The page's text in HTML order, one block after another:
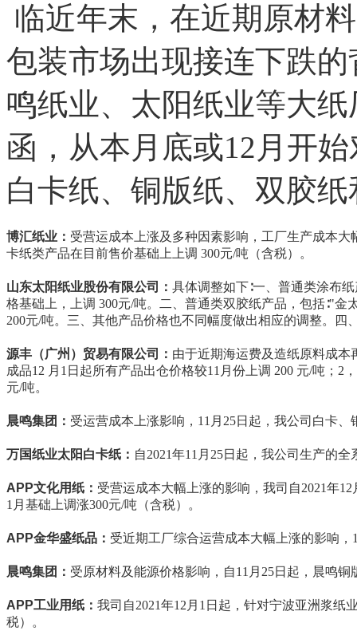
临近年末，在近期原材
包装市场出现接连下跌
鸣纸业、太阳纸业等大
函，从本月底或12月开
白卡纸、铜版纸、双胶
博汇纸业： 受营运成本上涨及多种因素影响，工厂生产成本大
卡纸类产品在目前售价基础上上调 300元/吨（含税）。
山东太阳纸业股份有限公司： 具体调整如下∶一、普通类涂布
格基础上，上调 300元/吨。二、普通类双胶纸产品，包括∶"
200元/吨。三、其他产品价格也不同幅度做出相应的调整。四
源丰（广州）贸易有限公司： 由于近期海运费及造纸原料成本
成品12 月1日起所有产品出仓价格较11月份上调 200 元/吨；2
元/吨。
晨鸣集团： 受运营成本上涨影响，11月25日起，我公司白卡、
万国纸业太阳白卡纸： 自2021年11月25日起，我公司生产的
APP文化用纸： 受营运成本大幅上涨的影响，我司自2021年
1月基础上调涨300元/吨（含税）。
APP金华盛纸品： 受近期工厂综合运营成本大幅上涨的影响
晨鸣集团： 受原材料及能源价格影响，自11月25日起，晨鸣
APP工业用纸： 我司自2021年12月1日起，针对宁波亚洲浆纸
税）。